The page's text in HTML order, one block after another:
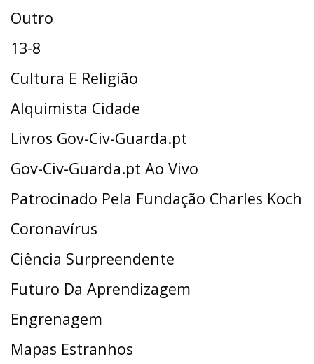
Outro
13-8
Cultura E Religião
Alquimista Cidade
Livros Gov-Civ-Guarda.pt
Gov-Civ-Guarda.pt Ao Vivo
Patrocinado Pela Fundação Charles Koch
Coronavírus
Ciência Surpreendente
Futuro Da Aprendizagem
Engrenagem
Mapas Estranhos